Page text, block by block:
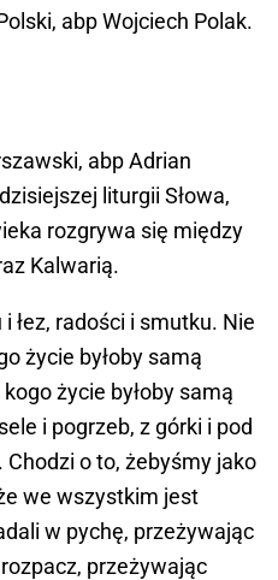
abp Wojciech Polak.
abp Adrian
liturgii Słowa,
rozgrywa się między
Kalwarią.
łez, radości i smutku. Nie
życie byłoby samą
życie byłoby samą
i pogrzeb, z górki i pod
o to, żebyśmy jako
we wszystkim jest
w pychę, przeżywając
przeżywając